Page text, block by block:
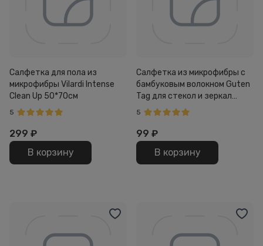
Салфетка для пола из
микрофибры Vilardi Intense
Clean Up 50*70см
5
299 ₽
В корзину
Салфетка из микрофибры с
бамбуковым волокном Guten
Tag для стекол и зеркал
30*30см
5
99 ₽
В корзину